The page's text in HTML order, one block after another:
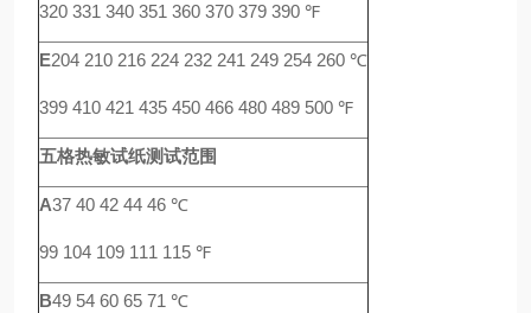
320 331 340 351 360 370 379 390 ℉
E204 210 216 224 232 241 249 254 260 ℃
399 410 421 435 450 466 480 489 500 ℉
五格热敏试纸测试范围
A37 40 42 44 46 ℃
99 104 109 111 115 ℉
B49 54 60 65 71 ℃